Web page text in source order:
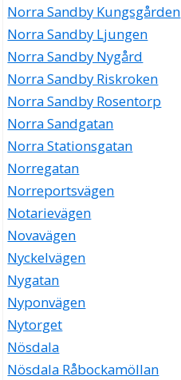
Norra Sandby Kungsgården
Norra Sandby Ljungen
Norra Sandby Nygård
Norra Sandby Riskroken
Norra Sandby Rosentorp
Norra Sandgatan
Norra Stationsgatan
Norregatan
Norreportsvägen
Notarievägen
Novavägen
Nyckelvägen
Nygatan
Nyponvägen
Nytorget
Nösdala
Nösdala Råbockamöllan